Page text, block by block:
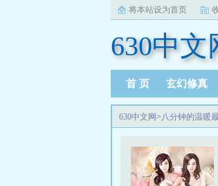
将本站设为首页
630中文
首 页 玄幻修真
630中文网>八分钟的温暖